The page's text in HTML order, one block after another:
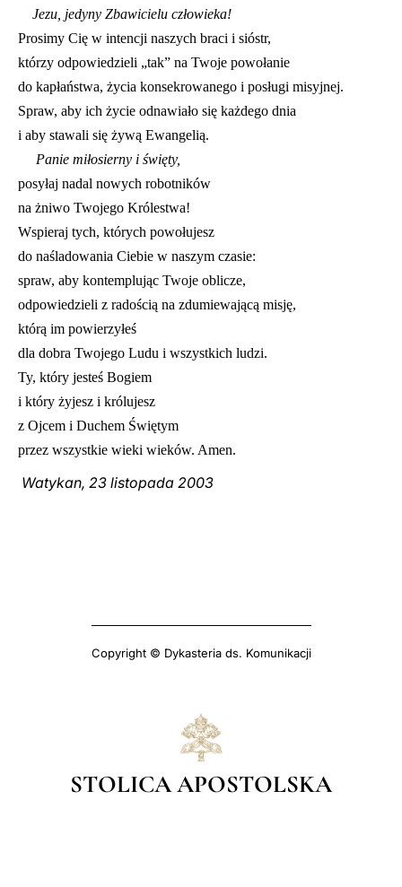
Jezu, jedyny Zbawicielu człowieka!
Prosimy Cię w intencji naszych braci i sióstr,
którzy odpowiedzieli „tak” na Twoje powołanie
do kapłaństwa, życia konsekrowanego i posługi misyjnej.
Spraw, aby ich życie odnawiało się każdego dnia
i aby stawali się żywą Ewangelią.
Panie miłosierny i święty,
posyłaj nadal nowych robotników
na żniwo Twojego Królestwa!
Wspieraj tych, których powołujesz
do naśladowania Ciebie w naszym czasie:
spraw, aby kontemplując Twoje oblicze,
odpowiedzieli z radością na zdumiewającą misję,
którą im powierzyłeś
dla dobra Twojego Ludu i wszystkich ludzi.
Ty, który jesteś Bogiem
i który żyjesz i królujesz
z Ojcem i Duchem Świętym
przez wszystkie wieki wieków. Amen.
Watykan, 23 listopada 2003
Copyright © Dykasteria ds. Komunikacji
STOLICA APOSTOLSKA